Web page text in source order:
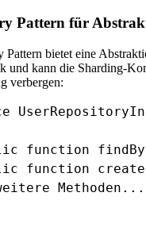
Pattern für
Pattern bietet eine
und kann die Sharding-
verbergen:
function
function
Methoden...